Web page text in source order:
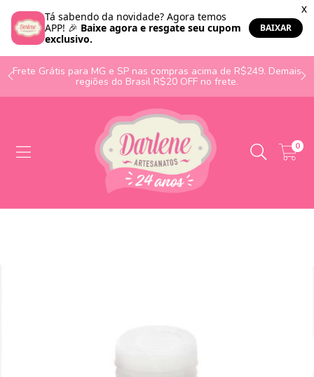
Frete Grátis para MG e SP nas compras acima de R$249. Demais
regiões do Brasil R$20 OFF no frete.
0